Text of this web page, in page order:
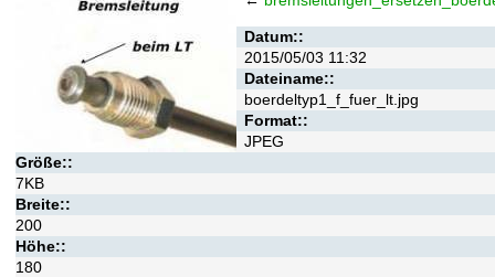
Datum::
2015/05/03 11:32
Dateiname::
boerdeltyp1_f_fuer_lt.jpg
Format::
JPEG
Größe::
7KB
Breite::
200
Höhe::
180